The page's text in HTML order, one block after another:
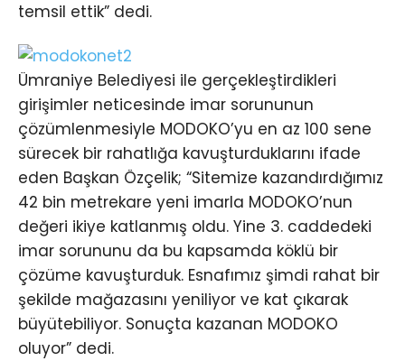
temsil ettik” dedi.
Ümraniye Belediyesi ile gerçekleştirdikleri
girişimler neticesinde imar sorununun
çözümlenmesiyle MODOKO’yu en az 100 sene
sürecek bir rahatlığa kavuşturduklarını ifade
eden Başkan Özçelik; “Sitemize kazandırdığımız
42 bin metrekare yeni imarla MODOKO’nun
değeri ikiye katlanmış oldu. Yine 3. caddedeki
imar sorununu da bu kapsamda köklü bir
çözüme kavuşturduk. Esnafımız şimdi rahat bir
şekilde mağazasını yeniliyor ve kat çıkarak
büyütebiliyor. Sonuçta kazanan MODOKO
oluyor” dedi.